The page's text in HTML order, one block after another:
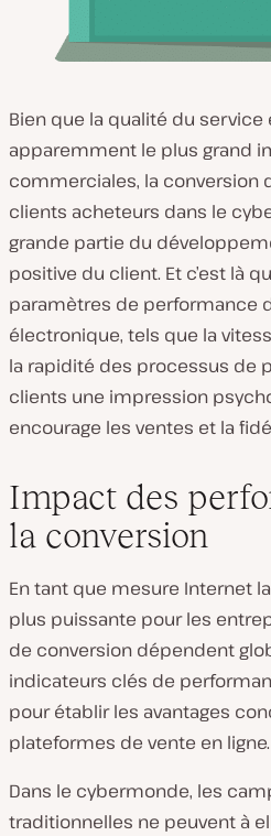
Bien que la qualité du
apparemment le plus grand
commerciales, la conversion
clients acheteurs dans le
grande partie du
positive du client. Et c’est là
paramètres de performance
électronique, tels que la
la rapidité des processus de
clients une impression
encourage les ventes et la
Impact des
la conversion
En tant que mesure Internet
plus puissante pour les
de conversion dépendent
indicateurs clés de
pour établir les avantages
plateformes de vente en ligne.
Dans le cybermonde, les
traditionnelles ne peuvent à